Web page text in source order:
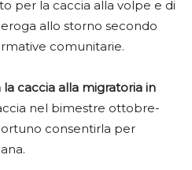
per la caccia alla volpe e di
allo storno secondo
comunitarie.
caccia alla migratoria in
nel bimestre ottobre-
consentirla per